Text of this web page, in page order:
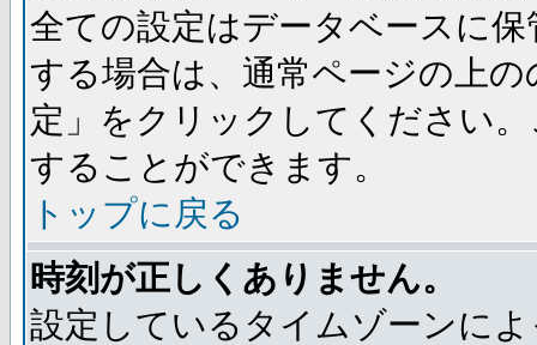
全ての設定はデータベースに
する場合は、通常ページの上
定」をクリックしてください
することができます。
トップに戻る
時刻が正しくありません。
設定しているタイムゾーンに